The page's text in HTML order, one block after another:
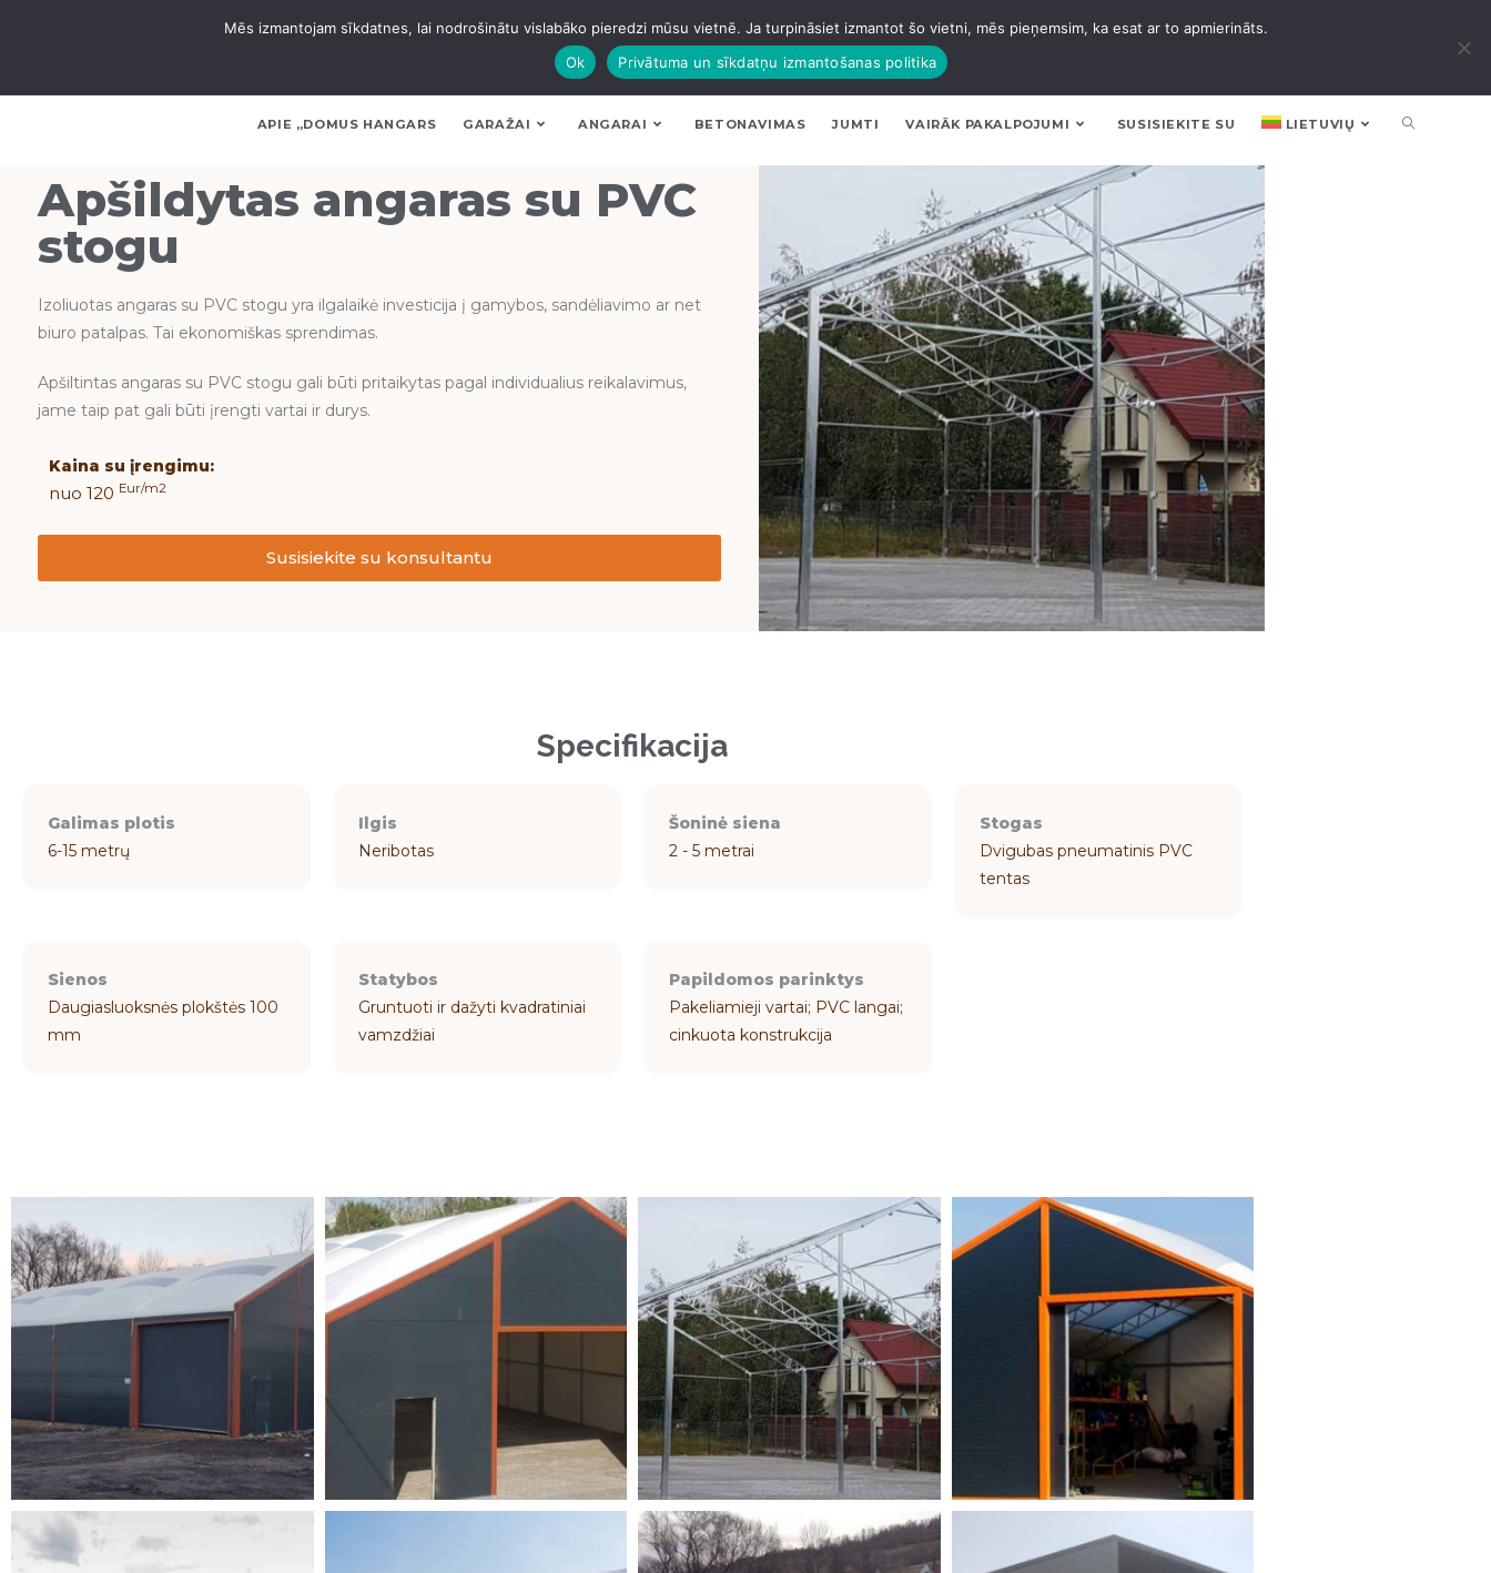
APIE „DOMUS HANGARS GARAŽAI ANGARAI BETONAVIMAS JUMTI VAIRĀK PAKALPOJUMI SUSISIEKITE SU LIETUVIŲ
Apšildytas angaras su PVC
stogu
Izoliuotas angaras su PVC stogu yra ilgalaikė investicija į gamybos, sandėliavimo ar net
biuro patalpas. Tai ekonomiškas sprendimas.
Apšiltintas angaras su PVC stogu gali būti pritaikytas pagal individualius reikalavimus,
jame taip pat gali būti įrengti vartai ir durys.
Kaina su įrengimu:
nuo 120 Eur/m2
Susisiekite su konsultantu
Specifikacija
Galimas plotis
6-15 metrų
Ilgis
Neribotas
Šoninė siena
2 - 5 metrai
Stogas
Dvigubas pneumatinis PVC
tentas
Sienos
Daugiasluoksnės plokštės 100
mm
Statybos
Gruntuoti ir dažyti kvadratiniai
vamzdžiai
Papildomos parinktys
Pakeliamieji vartai; PVC langai;
cinkuota konstrukcija
Mēs izmantojam sīkdatnes, lai nodrošinātu vislabāko pieredzi mūsu vietnē. Ja turpināsiet izmantot šo vietni, mēs pieņemsim, ka esat ar to apmierināts.
Ok
Privātuma un sīkdatņu izmantošanas politika